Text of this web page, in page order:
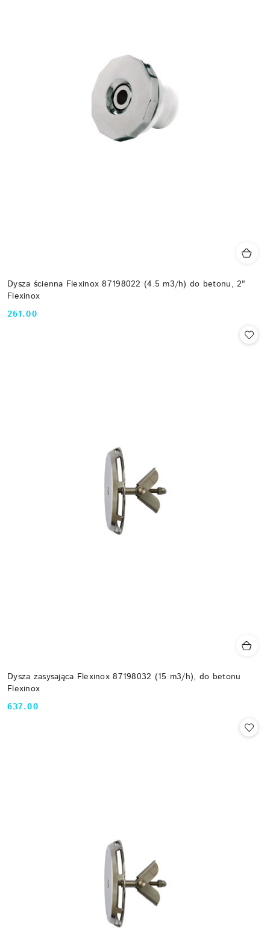
Dysza ścienna Flexinox 87198022 (4.5 m3/h) do betonu, 2"
Flexinox
Cena:
261.00
Dysza zasysająca Flexinox 87198032 (15 m3/h), do betonu
Flexinox
Cena:
637.00